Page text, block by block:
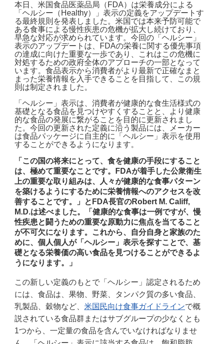
本日、米国食品医薬品局（ FDA） は栄養成分による
「ヘルシー（ Healthy）」表示の定義をアップデートす
る最終規則を発表しました。米国では本来予防可能で
ある食事による慢性疾患の危機が拡大し続けており、
早急な対応が求められています。今回の「ヘルシー」
表示のアップデートは、
FDAの栄養に関する優先事項
の達成に向けた重要な一歩であり、これはこの危機に
対処するための政府全体のアプローチの一部となって
います。食品表示から消費者がより最新で正確なまと
まった栄養情報を入手できることを目指して、この規
則は制定されました。
「ヘルシー」表示は、消費者が健康的な食生活様式の
基礎となる食品を見つけやすくすることと、より健康
的な食品の発展に繋がることを目的に更新されまし
た。今回の更新された定義に沿う製品には、メーカー
は食品パッケージに自主的に「ヘルシー」表示を使用
することができるようになります。
「この国の将来にとって、食を健康の手段にすること
は、極めて重要なことです。
FDAが着手した公衆衛生
上の重要な取り組みは、人々が健康的な食事パターン
を築けるようにするために栄養情報へのアクセスを改
善することです。」と FDA長官のRobert M. Califf,
M.D.は述べました。「健康的な食事は一例ですが、慢
性疾患と闘うための重要な原動力に焦点を当てること
が不可欠になります。
これから、自分自身と家族のた
めに、個人個人が「ヘルシー」表示を探すことで、基
礎となる栄養価の高い食品を見つけることができるよ
うになります。」
この新しい定義のもとで「ヘルシー」認定されるため
には、食品は、果物、野菜、タンパク質の多い食品、
乳製品、穀物など、 米国民向け食事ガイドラインで概
説されている食品群またはサブグループの少なくとも
1つから、一定量の食品を含んでいなければなりませ